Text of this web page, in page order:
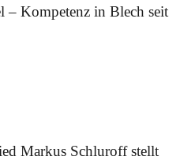
– Kompetenz in Blech seit
Markus Schluroff stellt